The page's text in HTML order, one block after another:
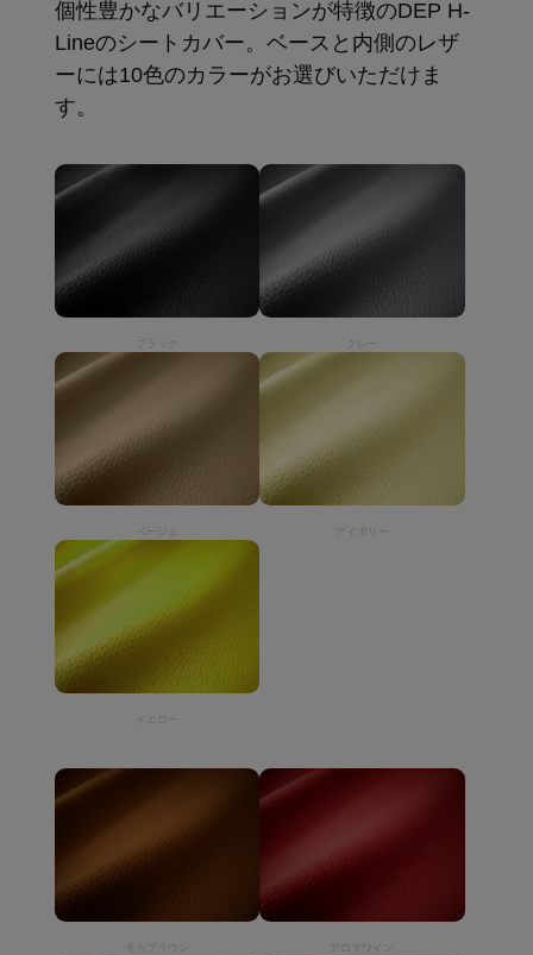
個性豊かなバリエーションが特徴のDEP H-
Lineのシートカバー。ベースと内側のレザ
ーには10色のカラーがお選びいただけま
す。
ブラック グレー
ベージュ アイボリー
イエロー
モカブラウン アロマワイン